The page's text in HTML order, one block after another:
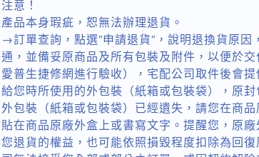
意！
品本身瑕疵，恕無法辦理退貨。
訂單查詢，點選”申請退貨”，說明退換貨原
，並備妥原商品及所有包裝及附件，以便於
普生捷修網進行驗收），宅配公司取件後會
您時所使用的外包裝（紙箱或包裝袋），原
包裝（紙箱或包裝袋）已經遺失，請您在商
在商品原廠外盒上或書寫文字。提醒您，原
退貨的權益，也可能依照損毀程度扣除為回